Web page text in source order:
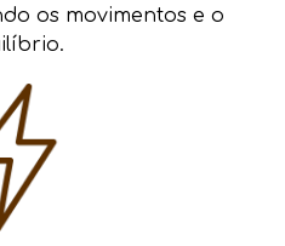
os movimentos e o